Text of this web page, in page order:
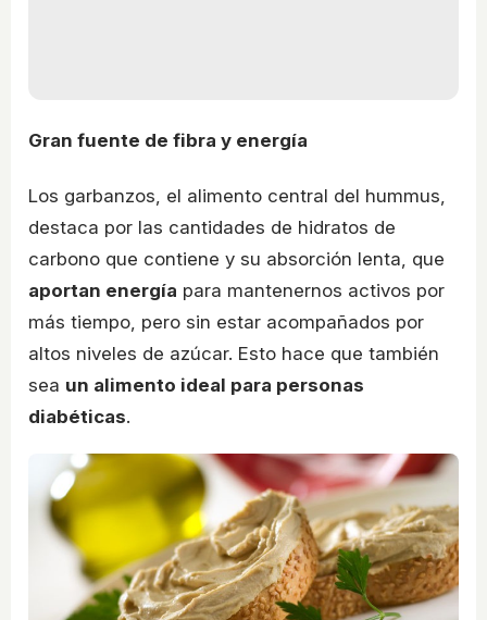
Gran fuente de fibra y energía
Los garbanzos, el alimento central del hummus,
destaca por las cantidades de hidratos de
carbono que contiene y su absorción lenta, que
aportan energía para mantenernos activos por
más tiempo, pero sin estar acompañados por
altos niveles de azúcar. Esto hace que también
sea un alimento ideal para personas
diabéticas.